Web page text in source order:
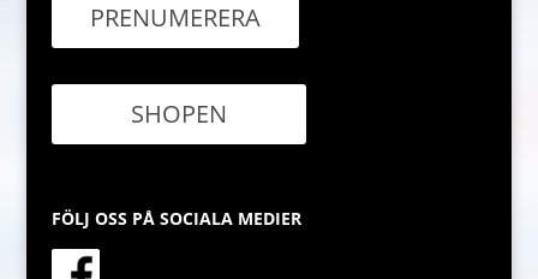
PRENUMERERA
SHOPEN
FÖLJ OSS PÅ SOCIALA MEDIER